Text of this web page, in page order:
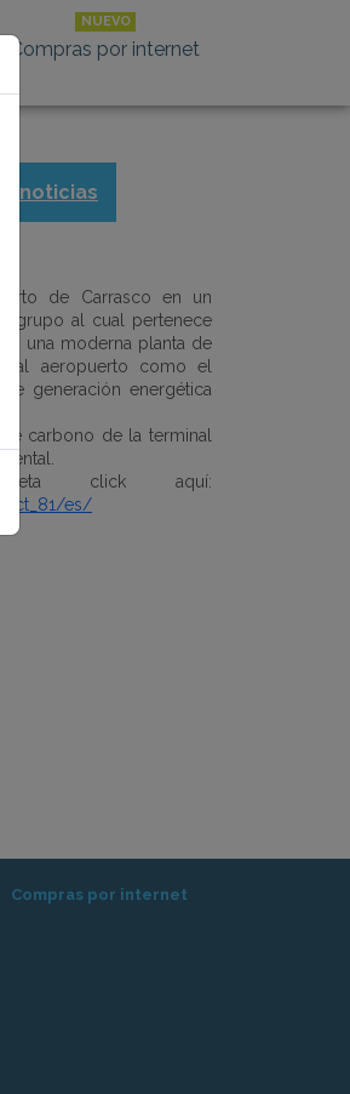
Compras por internet
a noticias
de Carrasco en un
grupo al cual pertenece
una moderna planta de
al aeropuerto como el
generación energética
carbono de la terminal
click aquí:
ct_81/es/
Compras por internet